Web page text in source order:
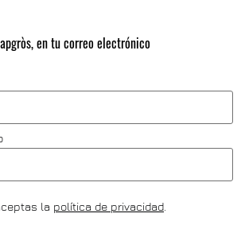
en tu correo electrónico
la política de privacidad